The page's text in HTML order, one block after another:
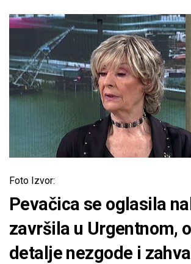
Foto Izvor:
Pevačica se oglasila
završila u Urgentnom,
detalje nezgode i